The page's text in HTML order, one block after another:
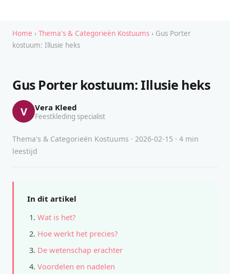
Home › Thema's & Categorieën Kostuums › Gus Porter
kostuum: Illusie heks
Gus Porter kostuum: Illusie heks
V Vera Kleed
Feestkleding specialist
Thema's & Categorieën Kostuums · 2026-02-15 · 4 min
leestijd
In dit artikel
Wat is het?
Hoe werkt het precies?
De wetenschap erachter
Voordelen en nadelen